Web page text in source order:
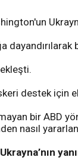
dayandırılarak
destek için
bir ABD
nasıl